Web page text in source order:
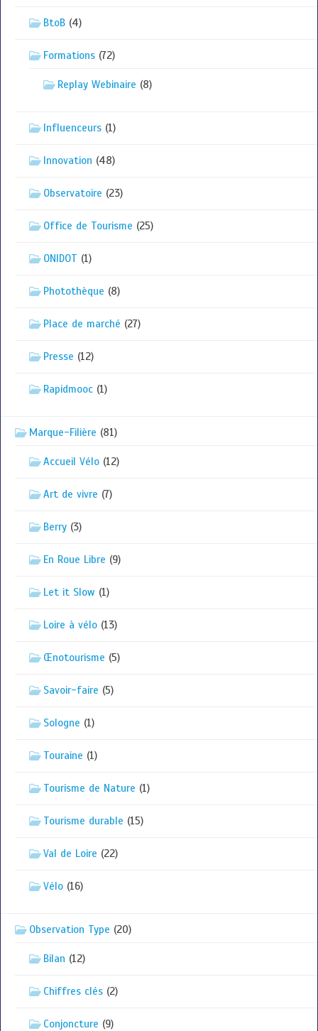
BtoB (4)
Formations (72)
Replay Webinaire (8)
Influenceurs (1)
Innovation (48)
Observatoire (23)
Office de Tourisme (25)
ONIDOT (1)
Photothèque (8)
Place de marché (27)
Presse (12)
Rapidmooc (1)
Marque-Filière (81)
Accueil Vélo (12)
Art de vivre (7)
Berry (3)
En Roue Libre (9)
Let it Slow (1)
Loire à vélo (13)
Œnotourisme (5)
Savoir-faire (5)
Sologne (1)
Touraine (1)
Tourisme de Nature (1)
Tourisme durable (15)
Val de Loire (22)
Vélo (16)
Observation Type (20)
Bilan (12)
Chiffres clés (2)
Conjoncture (9)